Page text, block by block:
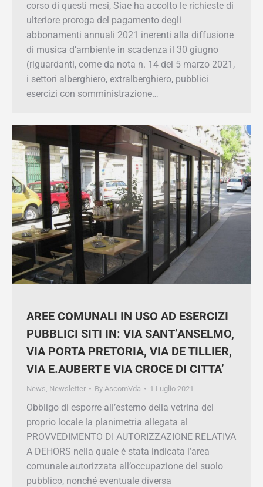
degli abbonamenti annuali 2021 inerenti alla
diffusione di musica d’ambiente in scadenza il
30 giugno (riguardanti, come da nota n. 14 del 5
marzo 2021, i settori alberghiero, extralberghiero,
pubblici esercizi con somministrazione…
AREE COMUNALI IN USO AD
SANT’ANSELMO, VIA PORTA
PRETORIA, VIA DE TILLIER, VIA
E.AUBERT E VIA CROCE DI CITTA’
News ,Newsletter By AscomVda 1 Luglio 2021
Obbligo di esporre all’esterno della vetrina del
proprio locale la planimetria allegata al
PROVVEDIMENTO DI AUTORIZZAZIONE
RELATIVA A DEHORS nella quale è stata
indicata l’area comunale autorizzata
all’occupazione del suolo pubblico, nonché
eventuale diversa documentazione (modello: